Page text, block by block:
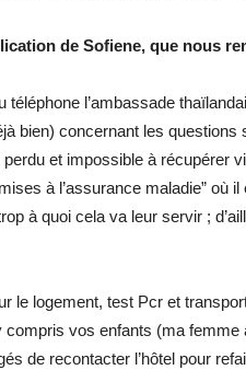
de Sofiene, que nous
téléphone l’ambassade
bien) concernant les questions
et impossible à récupérer
à l’assurance maladie” où
à quoi cela va leur servir ;
le logement, test Pcr et
compris vos enfants (ma
de recontacter l’hôtel pour